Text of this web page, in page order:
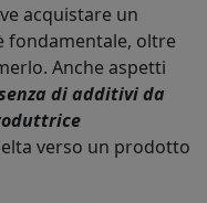
acquistare un
fondamentale, oltre
Anche aspetti
di additivi da
verso un prodotto